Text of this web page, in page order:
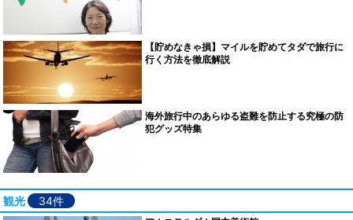
【貯めなきゃ損】マイルを貯めてタダで旅行に
行く方法を徹底解説
海外旅行中のあらゆる盗難を防止する究極の防
犯グッズ特集
観光 34件